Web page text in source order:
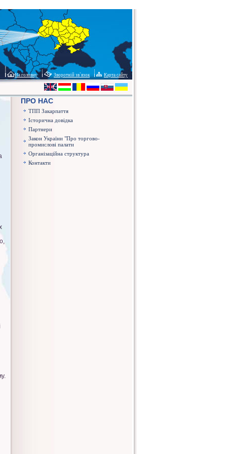
На головну Зворотній зв`язок Карта сайту
ПРО НАС
ТПП Закарпаття
Історична довідка
Партнери
Закон України "Про торгово-
промислові палати
Організаційна структура
Контакти